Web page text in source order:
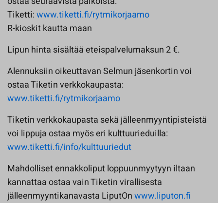
Tiketti:www.tiketti.fi/rytmikorjaamo
R-kioskit kautta maan
Lipun hinta sisältää eteispalvelumaksun 2 €.
Alennuksiin oikeuttavan Selmun jäsenkortin voi
ostaa Tiketin verkkokaupasta:
www.tiketti.fi/rytmikorjaamo
Tiketin verkkokaupasta sekä jälleenmyyntipisteistä
voi lippuja ostaa myös eri kulttuurieduilla:
www.tiketti.fi/info/kulttuuriedut
Mahdolliset ennakkoliput loppuunmyytyyn iltaan
kannattaa ostaa vain Tiketin virallisesta
jälleenmyyntikanavasta LiputOnwww.liputon.fi